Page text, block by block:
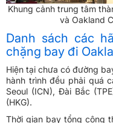
Khung cảnh trung tâm
và Oakland
Danh sách các
chặng bay đi
Hiện tại chưa có đường
hành trình đều phải quá
Seoul (ICN), Đài Bắc
(HKG).
Thời gian bay tổng cộng